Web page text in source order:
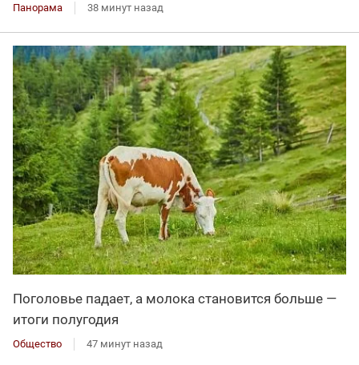
Панорама 38 минут назад
Поголовье падает, а молока становится больше —
итоги полугодия
Общество 47 минут назад